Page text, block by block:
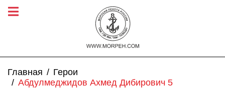
Главная
Герои
Абдулмеджидов Ахмед Дибирович 5